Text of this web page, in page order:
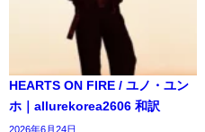
HEARTS ON FIRE / ユノ・ユ​​ン
ホ｜allurekorea2606 和訳
2026年6月24日